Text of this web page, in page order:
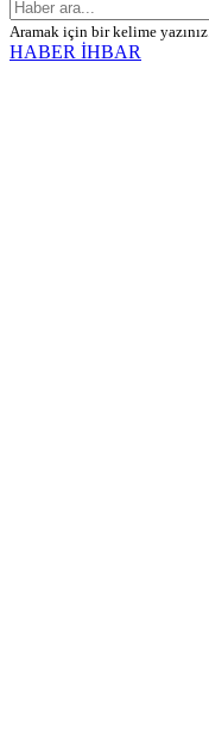
Aramak için bir kelime yazınız.
HABER İHBAR